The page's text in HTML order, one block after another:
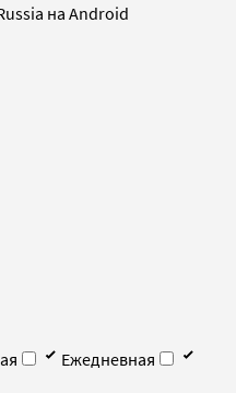
на Android
Ежедневная